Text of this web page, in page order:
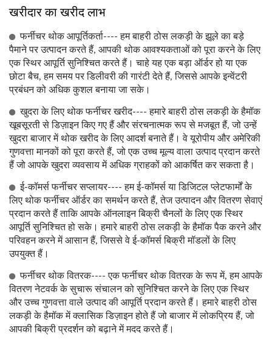
खरीदार का खरीद लाभ
फर्नीचर थोक आपूर्तिकर्ता---- हम बाहरी ठोस लकड़ी के झूले का बड़े
पैमाने पर उत्पादन करते हैं, आपकी थोक आवश्यकताओं को पूरा करने के लिए
एक स्थिर आपूर्ति सुनिश्चित करते हैं। चाहे यह एक बड़ा ऑर्डर हो या एक
छोटा बैच, हम समय पर डिलीवरी की गारंटी देते हैं, जिससे आपके इन्वेंटरी
प्रबंधन को अधिक कुशल बनाया जा सके।
खुदरा के लिए थोक फर्नीचर खरीद---- हमारे बाहरी ठोस लकड़ी के हैमॉक
खूबसूरती से डिज़ाइन किए गए हैं और संरचनात्मक रूप से मजबूत हैं, जो उन्हें
खुदरा बाजार में थोक खरीद के लिए आदर्श बनाते हैं। वे यूरोपीय और अमेरिकी
गुणवत्ता मानकों को पूरा करते हैं, जो एक उच्च मूल्य वाला उत्पाद प्रदान करते
हैं जो आपके खुदरा व्यवसाय में अधिक ग्राहकों को आकर्षित कर सकता है।
ई-कॉमर्स फर्नीचर सप्लायर---- हम ई-कॉमर्स या डिजिटल प्लेटफार्मों के
लिए थोक फर्नीचर ऑर्डर का समर्थन करते हैं, तेज उत्पादन और वितरण सेवाएं
प्रदान करते हैं ताकि आपके ऑनलाइन बिक्री चैनलों के लिए एक स्थिर
आपूर्ति सुनिश्चित हो सके। हमारे बाहरी ठोस लकड़ी के हैमॉक पैक करने और
परिवहन करने में आसान हैं, जिससे वे ई-कॉमर्स बिक्री मॉडलों के लिए
उपयुक्त हैं।
फर्नीचर थोक वितरक---- एक फर्नीचर थोक वितरक के रूप में, हम आपके
वितरण नेटवर्क के सुचारू संचालन को सुनिश्चित करने के लिए एक स्थिर
और उच्च गुणवत्ता वाले उत्पाद की आपूर्ति प्रदान करते हैं। हमारे बाहरी ठोस
लकड़ी के हैमॉक में क्लासिक डिज़ाइन होते हैं जो बाजार में लोकप्रिय हैं, जो
आपकी बिक्री प्रदर्शन को बढ़ाने में मदद करते हैं।